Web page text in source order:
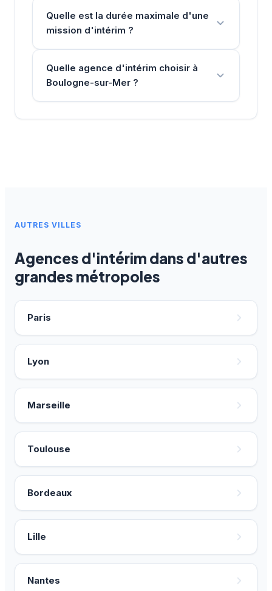
Quelle est la durée maximale d'une
mission d'intérim ?
Quelle agence d'intérim choisir à
Boulogne-sur-Mer ?
AUTRES VILLES
Agences d'intérim dans d'autres
grandes métropoles
Paris
Lyon
Marseille
Toulouse
Bordeaux
Lille
Nantes